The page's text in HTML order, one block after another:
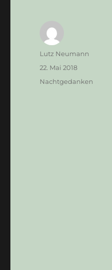
Autor
Lutz Neumann
Veröffentlicht
22. Mai 2018
Kategorien
Nachtgedanken